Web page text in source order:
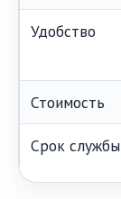
Удобство
Стоимость
Срок службы